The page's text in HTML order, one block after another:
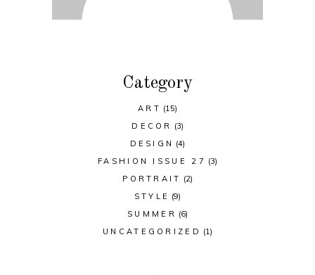
Category
ART (15)
DECOR
(3)
DESIGN (4)
FASHION ISSUE 27 (3)
PORTRAIT (2)
STYLE (9)
SUMMER (6)
UNCATEGORIZED (1)